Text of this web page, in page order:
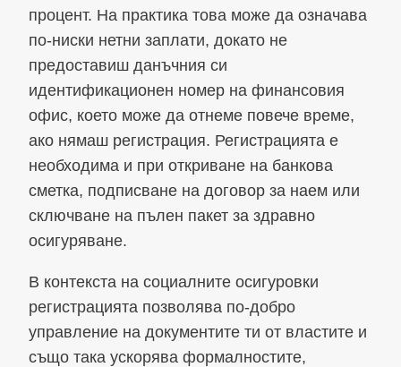
процент. На практика това може да означава
по-ниски нетни заплати, докато не
предоставиш данъчния си
идентификационен номер на финансовия
офис, което може да отнеме повече време,
ако нямаш регистрация. Регистрацията е
необходима и при откриване на банкова
сметка, подписване на договор за наем или
сключване на пълен пакет за здравно
осигуряване.
В контекста на социалните осигуровки
регистрацията позволява по-добро
управление на документите ти от властите и
също така ускорява формалностите,